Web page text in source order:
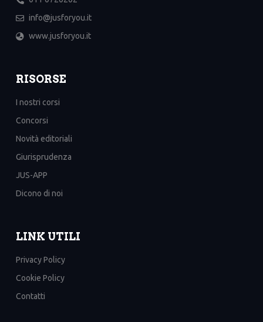
info@jusforyou.it
www.jusforyou.it
RISORSE
I nostri corsi
Concorsi
Novità editoriali
Giurisprudenza
JUS-APP
Dicono di noi
LINK UTILI
Privacy Policy
Cookie Policy
Contatti